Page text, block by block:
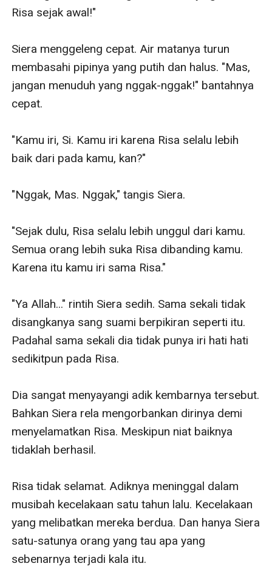
Risa sejak awal!"
Siera menggeleng cepat. Air matanya turun
membasahi pipinya yang putih dan halus. "Mas,
jangan menuduh yang nggak-nggak!" bantahnya
cepat.
"Kamu iri, Si. Kamu iri karena Risa selalu lebih
baik dari pada kamu, kan?"
"Nggak, Mas. Nggak," tangis Siera.
"Sejak dulu, Risa selalu lebih unggul dari kamu.
Semua orang lebih suka Risa dibanding kamu.
Karena itu kamu iri sama Risa."
"Ya Allah..." rintih Siera sedih. Sama sekali tidak
disangkanya sang suami berpikiran seperti itu.
Padahal sama sekali dia tidak punya iri hati hati
sedikitpun pada Risa.
Dia sangat menyayangi adik kembarnya tersebut.
Bahkan Siera rela mengorbankan dirinya demi
menyelamatkan Risa. Meskipun niat baiknya
tidaklah berhasil.
Risa tidak selamat. Adiknya meninggal dalam
musibah kecelakaan satu tahun lalu. Kecelakaan
yang melibatkan mereka berdua. Dan hanya Siera
satu-satunya orang yang tau apa yang
sebenarnya terjadi kala itu.